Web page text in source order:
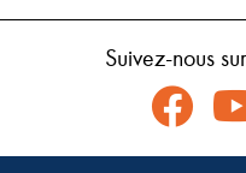
Suivez-nous